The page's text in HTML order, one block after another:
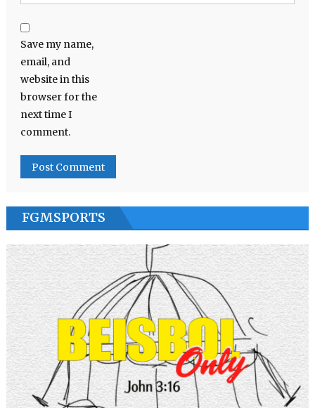
Save my name,
email, and
website in this
browser for the
next time I
comment.
FGMSPORTS